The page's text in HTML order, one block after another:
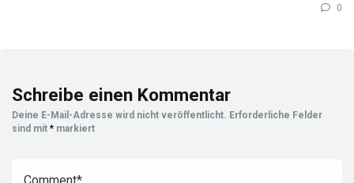
0
Schreibe einen Kommentar
Deine E-Mail-Adresse wird nicht veröffentlicht. Erforderliche Felder
sind mit * markiert